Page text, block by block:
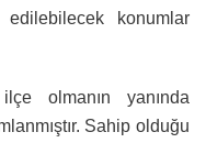
konumlar
olmanın yanında
Sahip olduğu